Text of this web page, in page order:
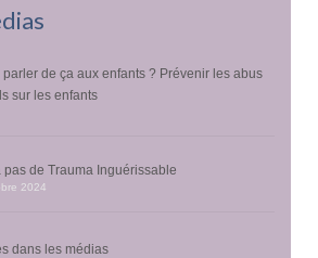
parler de ça aux enfants ? Prévenir les abus
sur les enfants
a pas de Trauma Inguérissable
2024
dans les médias